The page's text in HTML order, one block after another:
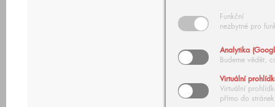
Funkční
nezbytné pro
Analytika
Budeme vědět,
Virtuální
Virtuální
přímo do stránek